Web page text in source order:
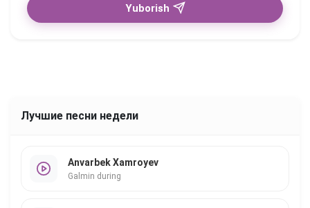
Yuborish
Лучшие песни недели
Anvarbek Xamroyev
Galmin during